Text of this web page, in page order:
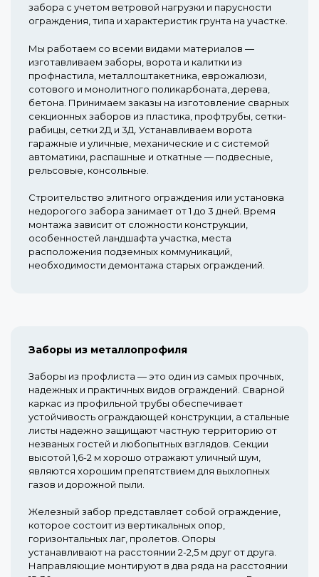
забора с учетом ветровой нагрузки и парусности
ограждения, типа и характеристик грунта на участке.
Мы работаем со всеми видами материалов —
изготавливаем заборы, ворота и калитки из
профнастила, металлоштакетника, еврожалюзи,
сотового и монолитного поликарбоната, дерева,
бетона. Принимаем заказы на изготовление сварных
секционных заборов из пластика, профтрубы, сетки-
рабицы, сетки 2Д и 3Д. Устанавливаем ворота
гаражные и уличные, механические и с системой
автоматики, распашные и откатные — подвесные,
рельсовые, консольные.
Строительство элитного ограждения или установка
недорогого забора занимает от 1 до 3 дней. Время
монтажа зависит от сложности конструкции,
особенностей ландшафта участка, места
расположения подземных коммуникаций,
необходимости демонтажа старых ограждений.
Заборы из металлопрофиля
Заборы из профлиста — это один из самых прочных,
надежных и практичных видов ограждений. Сварной
каркас из профильной трубы обеспечивает
устойчивость ограждающей конструкции, а стальные
листы надежно защищают частную территорию от
незваных гостей и любопытных взглядов. Секции
высотой 1,6-2 м хорошо отражают уличный шум,
являются хорошим препятствием для выхлопных
газов и дорожной пыли.
Железный забор представляет собой ограждение,
которое состоит из вертикальных опор,
горизонтальных лаг, пролетов. Опоры
устанавливают на расстоянии 2-2,5 м друг от друга.
Направляющие монтируют в два ряда на расстоянии